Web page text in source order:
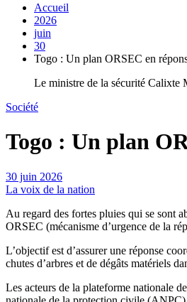
Accueil
2026
juin
30
Togo : Un plan ORSEC en
Le ministre de la sécurité Calixte
Société
Togo : Un plan
30 juin 2026
La voix de la nation
Au regard des fortes pluies qui se sont
ORSEC (mécanisme d’urgence de la
L’objectif est d’assurer une réponse
chutes d’arbres et de dégâts matériels
Les acteurs de la plateforme nationale